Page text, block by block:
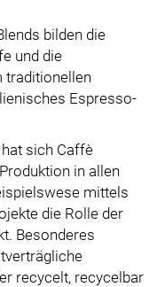
bilden die
und die
traditionellen
Espresso-
sich Caffè
in allen
mittels
die Rolle der
Besonderes
recycelt, recycelbar